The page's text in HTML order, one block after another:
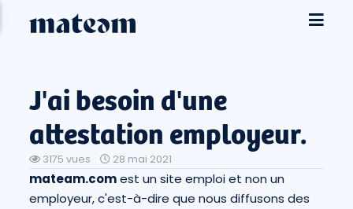
J'ai besoin d'une
attestation employeur.
3175 vues 28 mai 2021
mateam.comest un site emploi et non un
employeur, c'est-à-dire que nous diffusons des